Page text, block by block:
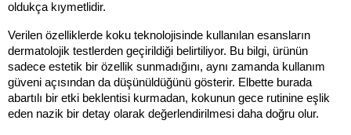
oldukça kıymetlidir.
Verilen özelliklerde koku teknolojisinde kullanılan esansların
dermatolojik testlerden geçirildiği belirtiliyor. Bu bilgi, ürünün
sadece estetik bir özellik sunmadığını, aynı zamanda kullanım
güveni açısından da düşünüldüğünü gösterir. Elbette burada
abartılı bir etki beklentisi kurmadan, kokunun gece rutinine eşlik
eden nazik bir detay olarak değerlendirilmesi daha doğru olur.